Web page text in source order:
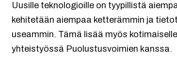
Uusille teknologioille on tyypillistä
kehitetään aiempaa ketterämmin ja
useammin. Tämä lisää myös
yhteistyössä Puolustusvoimien kanssa.